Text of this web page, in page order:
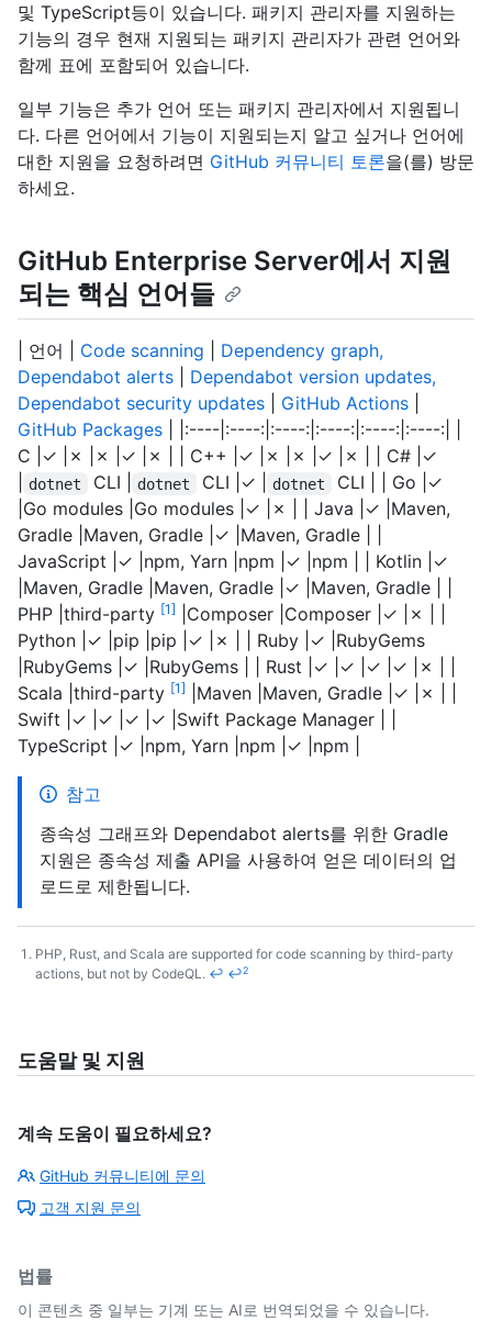
및 TypeScript등이 있습니다. 패키지 관리자를 지원하는
기능의 경우 현재 지원되는 패키지 관리자가 관련 언어와
함께 표에 포함되어 있습니다.
일부 기능은 추가 언어 또는 패키지 관리자에서 지원됩니
다. 다른 언어에서 기능이 지원되는지 알고 싶거나 언어에
대한 지원을 요청하려면 GitHub 커뮤니티 토론을(를) 방문
하세요.
GitHub Enterprise Server에서 지원
되는 핵심 언어들
| 언어 | Code scanning
Dependency graph,
Dependabot alerts
Dependabot version updates,
Dependabot security updates
GitHub Actions
GitHub Packages | |:----|:----:|:----:|:----:|:----:|:----:| |
C |✓ |✗ |✗ |✓ |✗ | | C++ |✓ |✗ |✗ |✓ |✗ | | C# |✓
dotnet CLI | dotnet CLI |✓ | dotnet
CLI | | Go |✓
|Go modules |Go modules |✓ |✗ | | Java |✓ |Maven,
Gradle |Maven, Gradle |✓ |Maven, Gradle | |
JavaScript |✓ |npm, Yarn |npm |✓ |npm | | Kotlin |✓
|Maven, Gradle |Maven, Gradle |✓ |Maven, Gradle | |
PHP |third-party 1
|Composer |Composer |✓ |✗ | |
Python |✓ |pip |pip |✓ |✗ | | Ruby |✓ |RubyGems
|RubyGems |✓ |RubyGems | | Rust |✓ |✓ |✓ |✓ |✗ | |
Scala |third-party 1
|Maven |Maven, Gradle |✓ |✗ | |
Swift |✓ |✓ |✓ |✓ |Swift Package Manager | |
TypeScript |✓ |npm, Yarn |npm |✓ |npm |
참고
종속성 그래프와 Dependabot alerts를 위한 Gradle
지원은 종속성 제출 API을 사용하여 얻은 데이터의 업
로드로 제한됩니다.
Footnotes
PHP, Rust, and Scala are supported for code scanning by third-party
actions, but not by CodeQL. ↩ ↩2
도움말 및 지원
계속 도움이 필요하세요?
GitHub 커뮤니티에 문의
고객 지원 문의
법률
이 콘텐츠 중 일부는 기계 또는 AI로 번역되었을 수 있습니다.